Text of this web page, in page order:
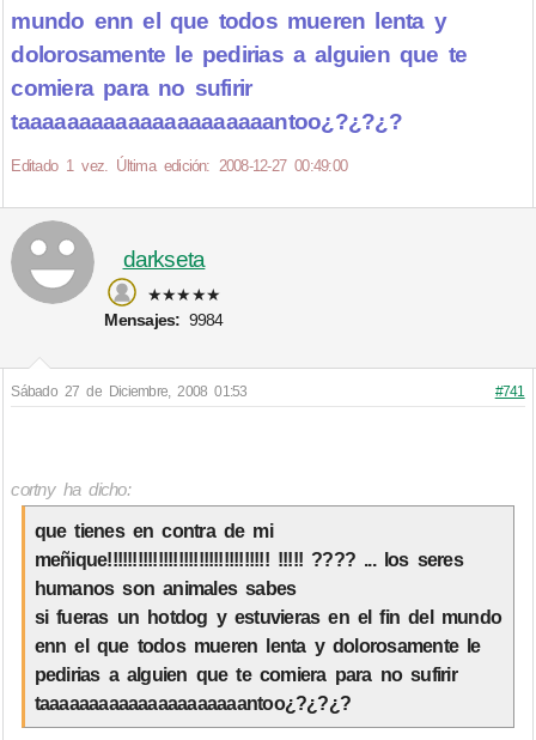
mundo enn el que todos mueren lenta y
dolorosamente le pedirias a alguien que te
comiera para no sufirir
taaaaaaaaaaaaaaaaaaaaantoo¿?¿?¿?
Editado 1 vez. Última edición: 2008-12-27 00:49:00
darkseta
★★★★★
Mensajes: 9984
Sábado 27 de Diciembre, 2008 01:53 #741
cortny ha dicho:
que tienes en contra de mi
meñique!!!!!!!!!!!!!!!!!!!!!!!!!!!!!!!! !!!!! ???? ... los seres
humanos son animales sabes
si fueras un hotdog y estuvieras en el fin del mundo
enn el que todos mueren lenta y dolorosamente le
pedirias a alguien que te comiera para no sufirir
taaaaaaaaaaaaaaaaaaaaantoo¿?¿?¿?